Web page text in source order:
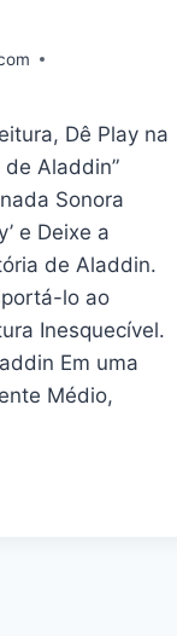
Dê Play na
Aladdin”
Sonora
e Deixe a
de Aladdin.
lo ao
Inesquecível.
Em uma
Médio,